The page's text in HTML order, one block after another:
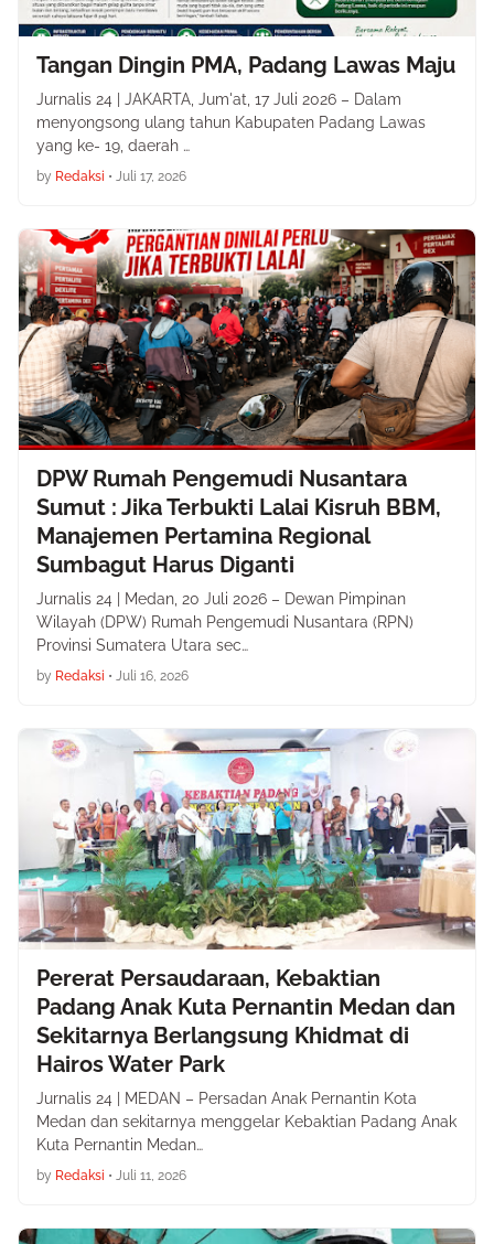
Tangan Dingin PMA, Padang Lawas Maju
Jurnalis 24 | JAKARTA, Jum'at, 17 Juli 2026 – Dalam
menyongsong ulang tahun Kabupaten Padang Lawas
yang ke- 19, daerah …
by Redaksi • Juli 17, 2026
DPW Rumah Pengemudi Nusantara
Sumut : Jika Terbukti Lalai Kisruh BBM,
Manajemen Pertamina Regional
Sumbagut Harus Diganti
Jurnalis 24 | Medan, 20 Juli 2026 – Dewan Pimpinan
Wilayah (DPW) Rumah Pengemudi Nusantara (RPN)
Provinsi Sumatera Utara sec…
by Redaksi • Juli 16, 2026
Pererat Persaudaraan, Kebaktian
Padang Anak Kuta Pernantin Medan dan
Sekitarnya Berlangsung Khidmat di
Hairos Water Park
Jurnalis 24 | MEDAN – Persadan Anak Pernantin Kota
Medan dan sekitarnya menggelar Kebaktian Padang Anak
Kuta Pernantin Medan…
by Redaksi • Juli 11, 2026